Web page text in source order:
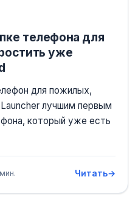
телефона для
уже
для пожилых,
лучшим первым
который уже есть
Читать